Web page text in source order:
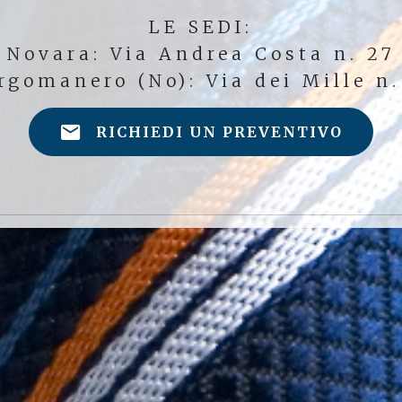
LE SEDI:
Novara: Via Andrea Costa n. 27
(No): Via dei Mille n.
RICHIEDI UN PREVENTIVO